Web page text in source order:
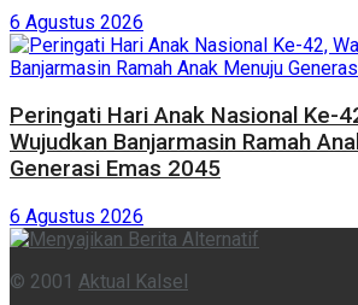
6 Agustus 2026
Peringati Hari Anak Nasional Ke-
Wujudkan Banjarmasin Ramah
Generasi Emas 2045
6 Agustus 2026
© 2001 Aktual Kalsel